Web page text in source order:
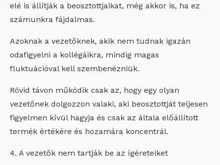
elé is állítják a beosztottjaikat, még akkor is, ha ez
számunkra fájdalmas.
Azoknak a vezetőknek, akik nem tudnak igazán
odafigyelni a kollégáikra, mindig magas
fluktuációval kell szembenézniük.
Rövid távon működik csak az, hogy egy olyan
vezetőnek dolgozzon valaki, aki beosztottját teljesen
figyelmen kívül hagyja és csak az általa előállított
termék értékére és hozamára koncentrál.
4. A vezetők nem tartják be az ígéreteiket